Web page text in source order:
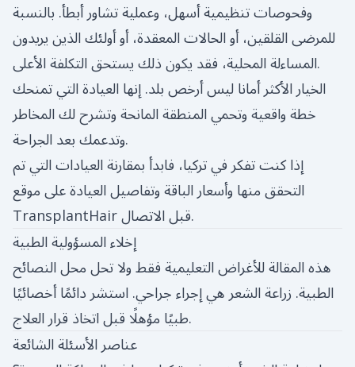
وفحوصات تنظيمية أسهل، وعملية تشاور أبطأ. بالنسبة
للمرضى القلقين، أو الحالات المعقدة، أو أولئك الذين يريدون
المساءلة المحلية، فقد يكون ذلك يستحق التكلفة الأعلى.
الخيار الأكثر أمانا ليس أرخص بلد. إنها العيادة التي تمنحك
خطة واقعية وتحمي المنطقة المانحة وتشرح لك المخاطر
وتدعمك بعد الجراحة.
إذا كنت تفكر في تركيا، فابدأ بمقارنة العيادات التي تم
التحقق منها وأسعار الباقة وتفاصيل العيادة على موقع
TransplantHair قبل الاتصال.
إخلاء المسؤولية الطبية
هذه المقالة للأغراض التعليمية فقط ولا تحل محل النصائح
الطبية. زراعة الشعر هي إجراء جراحي. استشر دائمًا أخصائيًا
طبيًا مؤهلًا قبل اتخاذ قرار العلاج.
عناصر الأسئلة الشائعة